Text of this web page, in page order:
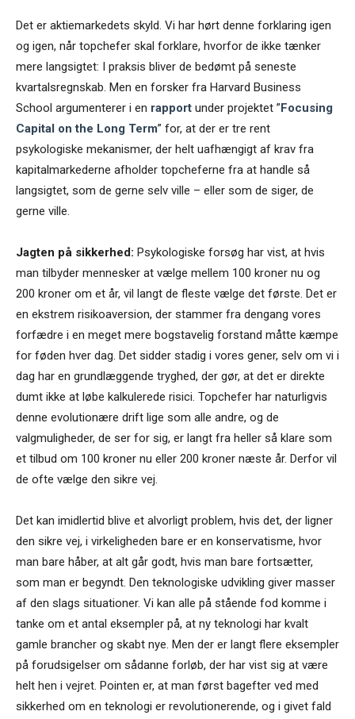
Det er aktiemarkedets skyld. Vi har hørt denne forklaring igen
og igen, når topchefer skal forklare, hvorfor de ikke tænker
mere langsigtet: I praksis bliver de bedømt på seneste
kvartalsregnskab. Men en forsker fra Harvard Business
School argumenterer i en rapport under projektet ”Focusing
Capital on the Long Term” for, at der er tre rent
psykologiske mekanismer, der helt uafhængigt af krav fra
kapitalmarkederne afholder topcheferne fra at handle så
langsigtet, som de gerne selv ville – eller som de siger, de
gerne ville.
Jagten på sikkerhed: Psykologiske forsøg har vist, at hvis
man tilbyder mennesker at vælge mellem 100 kroner nu og
200 kroner om et år, vil langt de fleste vælge det første. Det er
en ekstrem risikoaversion, der stammer fra dengang vores
forfædre i en meget mere bogstavelig forstand måtte kæmpe
for føden hver dag. Det sidder stadig i vores gener, selv om vi i
dag har en grundlæggende tryghed, der gør, at det er direkte
dumt ikke at løbe kalkulerede risici. Topchefer har naturligvis
denne evolutionære drift lige som alle andre, og de
valgmuligheder, de ser for sig, er langt fra heller så klare som
et tilbud om 100 kroner nu eller 200 kroner næste år. Derfor vil
de ofte vælge den sikre vej.
Det kan imidlertid blive et alvorligt problem, hvis det, der ligner
den sikre vej, i virkeligheden bare er en konservatisme, hvor
man bare håber, at alt går godt, hvis man bare fortsætter,
som man er begyndt. Den teknologiske udvikling giver masser
af den slags situationer. Vi kan alle på stående fod komme i
tanke om et antal eksempler på, at ny teknologi har kvalt
gamle brancher og skabt nye. Men der er langt flere eksempler
på forudsigelser om sådanne forløb, der har vist sig at være
helt hen i vejret. Pointen er, at man først bagefter ved med
sikkerhed om en teknologi er revolutionerende, og i givet fald